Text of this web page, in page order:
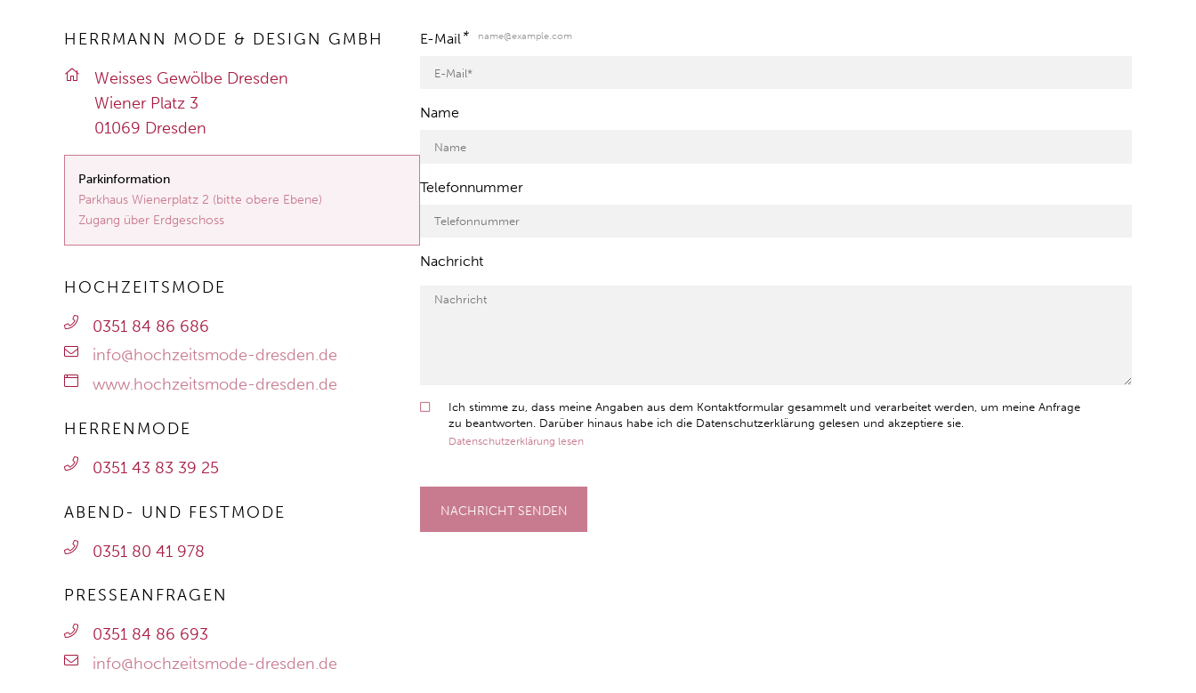
HERRMANN MODE & DESIGN GMBH
Weis­ses Ge­wöl­be Dres­den
Wie­ner Platz 3
01069 Dres­den
Parkinformation
Parkhaus Wienerplatz 2 (bitte obere Ebene)
Zugang über Erdgeschoss
HOCHZEITSMODE
0351 84 86 686
info@hochzeitsmode-dresden.de
www.hochzeitsmode-dresden.de
HERRENMODE
0351 43 83 39 25
ABEND- UND FESTMODE
0351 80 41 978
PRESSEANFRAGEN
0351 84 86 693
info@hochzeitsmode-dresden.de
E-Mail* name@example.com
Name
Telefonnummer
Nachricht
Ich stimme zu, dass meine Angaben aus dem Kontaktformular gesammelt und verarbeitet werden, um meine Anfrage
zu beantworten. Darüber hinaus habe ich die Datenschutzerklärung gelesen und akzeptiere sie.
Datenschutzerklärung lesen
NACHRICHT SENDEN